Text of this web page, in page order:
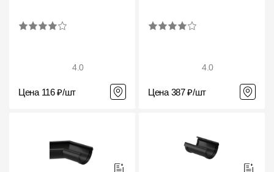
4.0
Цена 116 ₽/шт
4.0
Цена 387 ₽/шт